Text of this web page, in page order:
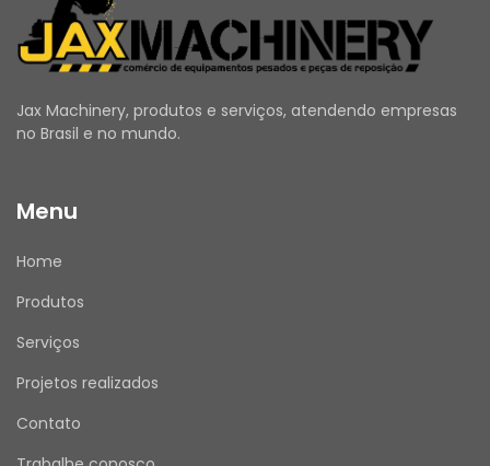
Jax Machinery, produtos e serviços, atendendo empresas
no Brasil e no mundo.
Menu
Home
Produtos
Serviços
Projetos realizados
Contato